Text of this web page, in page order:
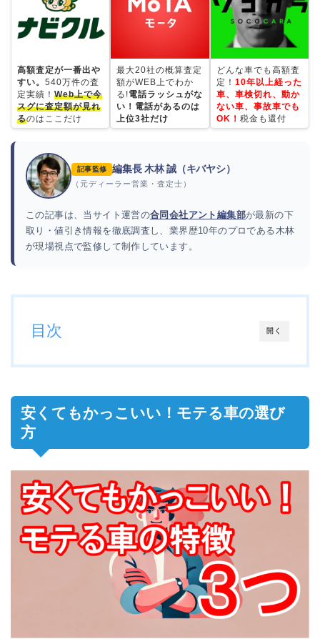
高額査定が一番出や
すい。 540万件の査
定実績！ Web上で今
スグに査定額が見れ
るのはここだけ
最大20社の概算査定
額がWEB上でわか
る!電話ラッシュがな
い！電話があるのは
上位3社だけ
どんな車でも高額査
定！ 10年以上経った
車、車検切れ、動か
ない車、事故車でも
OK！ 税金も還付
記事監修 編集長 木林 誠（キバヤシ）
（元ディーラー営業・査定士）
この記事は、当サイト運営の合同会社アント編集部が最新の下
取り・値引き情報を徹底調査し、業界歴10年のプロである木林
が現場視点で監修して制作しています。
開く
目次
安くてもかっこいい！モテる車の選び
方